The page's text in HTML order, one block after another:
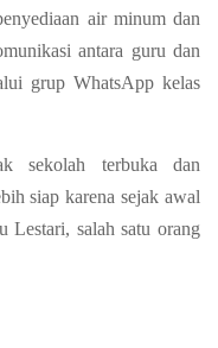
air minum dan
antara guru dan
grup WhatsApp kelas
sekolah terbuka dan
siap karena sejak awal
Lestari, salah satu orang